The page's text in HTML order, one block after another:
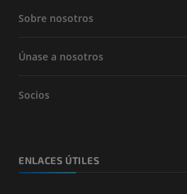
Sobre nosotros
Únase a nosotros
Socios
ENLACES ÚTILES